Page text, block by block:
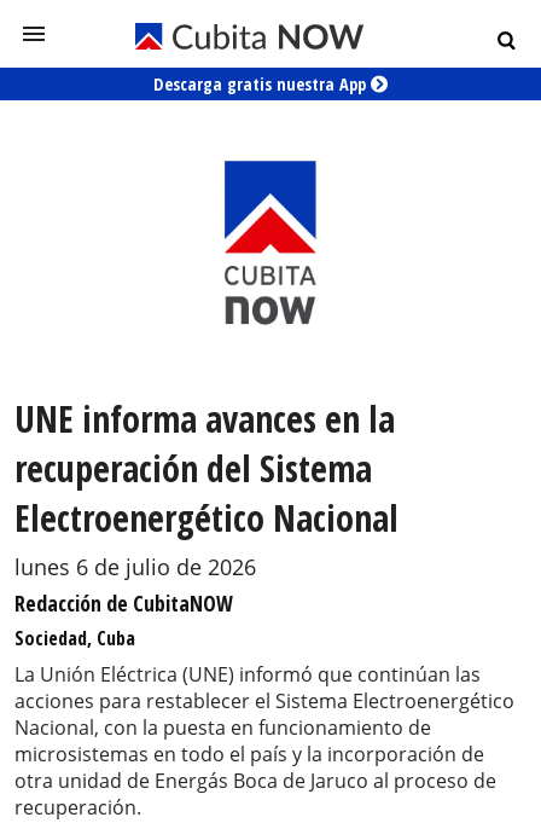
Descarga gratis nuestra App
UNE informa avances en la
recuperación del Sistema
Electroenergético Nacional
lunes 6 de julio de 2026
Redacción de CubitaNOW
Sociedad, Cuba
La Unión Eléctrica (UNE) informó que continúan las
acciones para restablecer el Sistema Electroenergético
Nacional, con la puesta en funcionamiento de
microsistemas en todo el país y la incorporación de
otra unidad de Energás Boca de Jaruco al proceso de
recuperación.